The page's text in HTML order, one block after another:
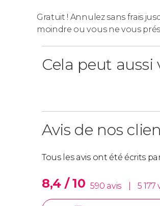
Gratuit ! Annulez sans frais
moindre ou vous ne vous
Cela peut aussi
Avis de nos
Tous les avis ont été écrits
8,4 / 10 590 avis 5